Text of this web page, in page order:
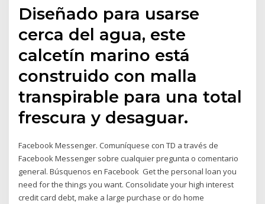
Diseñado para usarse
cerca del agua, este
calcetín marino está
construido con malla
transpirable para una total
frescura y desaguar.
Facebook Messenger. Comuníquese con TD a través de
Facebook Messenger sobre cualquier pregunta o comentario
general. Búsquenos en Facebook Get the personal loan you
need for the things you want. Consolidate your high interest
credit card debt, make a large purchase or do home